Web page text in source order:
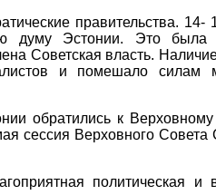
правительства. 14-
думу Эстонии. Это была
Советская власть.
и помешало силам
обратились к Верховному
сессия Верховного
политическая и